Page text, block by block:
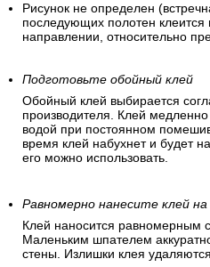
Рисунок не определен
последующих полотен клеится
направлении, относительно
Подготовьте обойный клей
Обойный клей выбирается
производителя. Клей
водой при постоянном
время клей набухнет и будет
его можно использовать.
Равномерно нанесите клей на
Клей наносится равномерным
Маленьким шпателем
стены. Излишки клея